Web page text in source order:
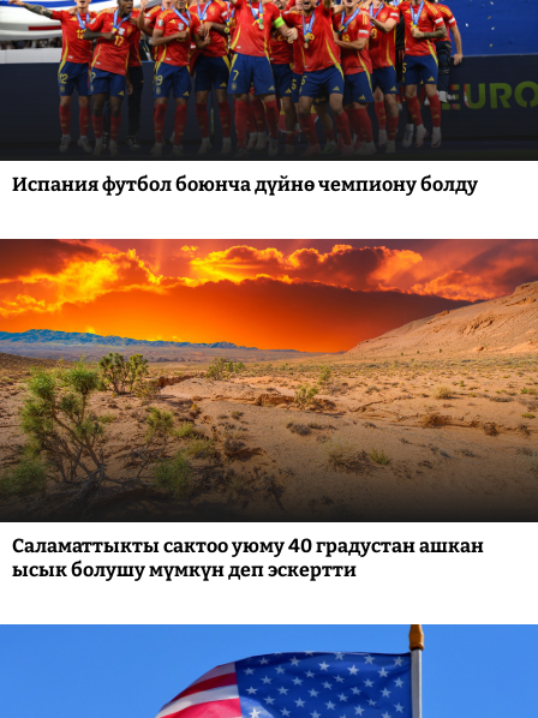
Испания футбол боюнча дүйнө чемпиону болду
Саламаттыкты сактоо уюму 40 градустан ашкан
ысык болушу мүмкүн деп эскертти